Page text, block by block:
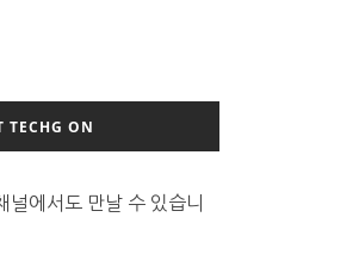
TECHG ON
널에서도 만날 수 있습니